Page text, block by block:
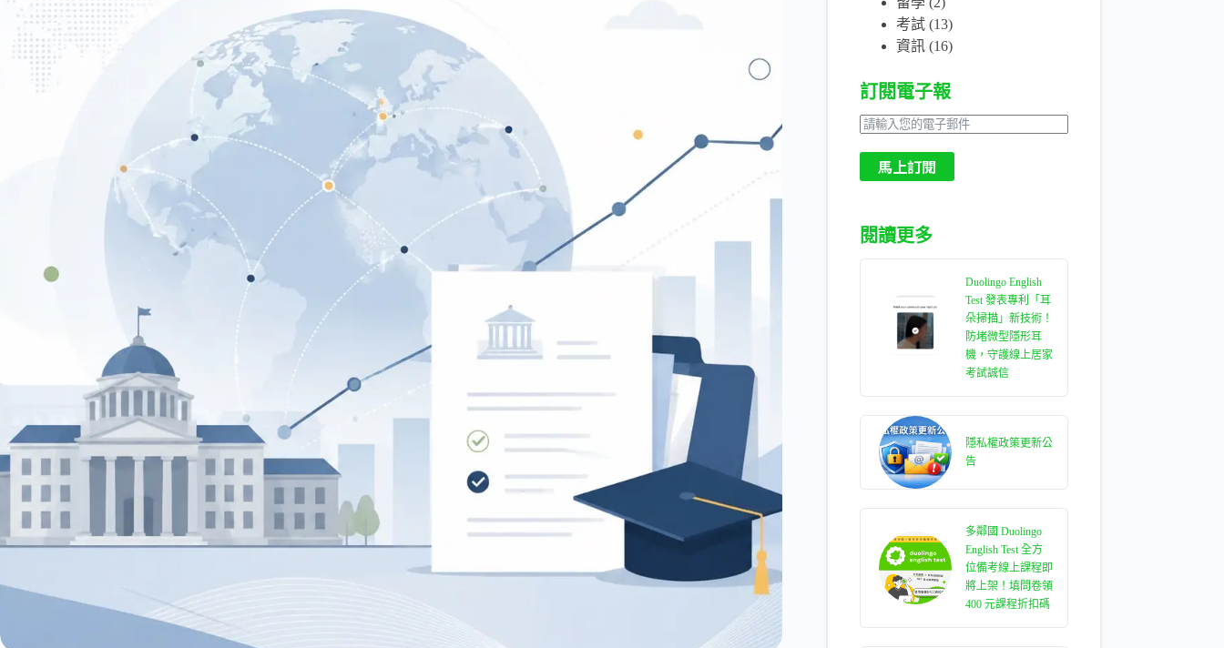
考試 (13)
資訊 (16)
訂閱電子報
馬上訂閱
閱讀更多
Duolingo English
Test 發表專利「耳
朵掃描」新技術！
防堵微型隱形耳
機，守護線上居家
考試誠信
隱私權政策更新公
告
多鄰國 Duolingo
English Test 全方
位備考線上課程即
將上架！填問卷領
400 元課程折扣碼